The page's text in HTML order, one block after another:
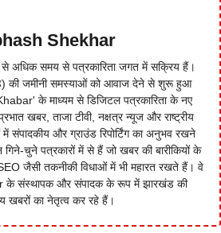
Shekhar
अधिक समय से पत्रकारिता जगत में सक्रिय हैं।
की जमीनी समस्याओं को आवाज देने से शुरू हुआ
के माध्यम से डिजिटल पत्रकारिता के नए
खबर, ताजा टीवी, नक्षत्र न्यूज और राष्ट्रीय
संपादकीय और ग्राउंड रिपोर्टिंग का अनुभव रखने
चुने पत्रकारों में से हैं जो खबर की बारीकियों के
जैसी तकनीकी विधाओं में भी महारत रखते हैं। वे
के संस्थापक और संपादक के रूप में झारखंड की
खबरों का नेतृत्व कर रहे हैं।